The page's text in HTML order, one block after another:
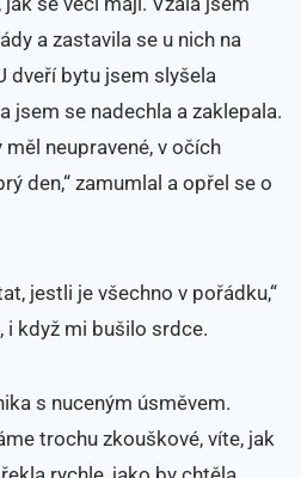
a zastavila se u nich na
dveří bytu jsem slyšela
jsem se nadechla a zaklepala.
neupravené, v očích
den,“ zamumlal a opřel se o
jestli je všechno v pořádku,“
i když mi bušilo srdce.
s nuceným úsměvem.
trochu zkouškové, víte, jak